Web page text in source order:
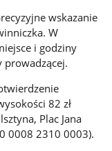
wskazanie
W
i godziny
prowadzącej.
82 zł
Plac Jana
0008 2310 0003).